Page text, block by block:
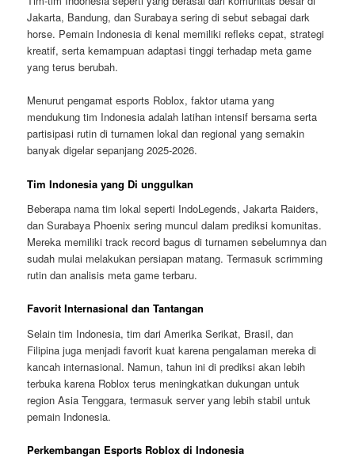
Jakarta, Bandung, dan Surabaya sering di sebut sebagai dark
horse. Pemain Indonesia di kenal memiliki refleks cepat, strategi
kreatif, serta kemampuan adaptasi tinggi terhadap meta game
yang terus berubah.
Menurut pengamat esports Roblox, faktor utama yang
mendukung tim Indonesia adalah latihan intensif bersama serta
partisipasi rutin di turnamen lokal dan regional yang semakin
banyak digelar sepanjang 2025-2026.
Tim Indonesia yang Di unggulkan
Beberapa nama tim lokal seperti IndoLegends, Jakarta Raiders,
dan Surabaya Phoenix sering muncul dalam prediksi komunitas.
Mereka memiliki track record bagus di turnamen sebelumnya dan
sudah mulai melakukan persiapan matang. Termasuk scrimming
rutin dan analisis meta game terbaru.
Favorit Internasional dan Tantangan
Selain tim Indonesia, tim dari Amerika Serikat, Brasil, dan
Filipina juga menjadi favorit kuat karena pengalaman mereka di
kancah internasional. Namun, tahun ini di prediksi akan lebih
terbuka karena Roblox terus meningkatkan dukungan untuk
region Asia Tenggara, termasuk server yang lebih stabil untuk
pemain Indonesia.
Perkembangan Esports Roblox di Indonesia